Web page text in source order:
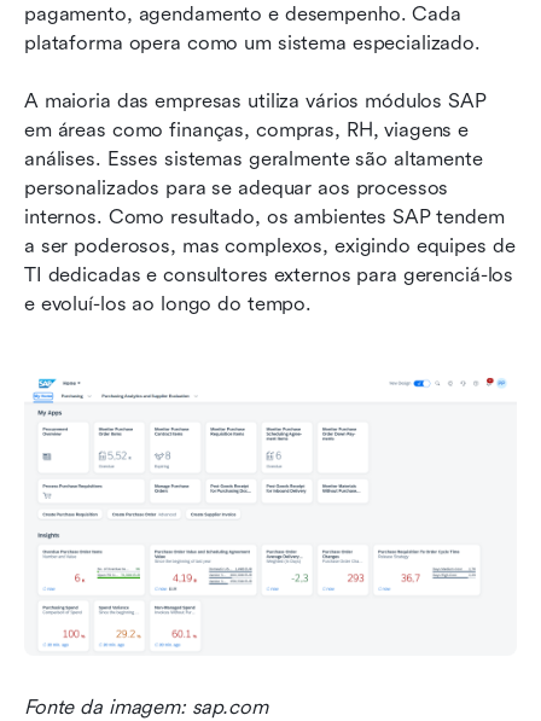
pagamento, agendamento e desempenho. Cada
plataforma opera como um sistema especializado.
A maioria das empresas utiliza vários módulos SAP
em áreas como finanças, compras, RH, viagens e
análises. Esses sistemas geralmente são altamente
personalizados para se adequar aos processos
internos. Como resultado, os ambientes SAP tendem
a ser poderosos, mas complexos, exigindo equipes de
TI dedicadas e consultores externos para gerenciá-los
e evoluí-los ao longo do tempo.
Fonte da imagem: sap.com